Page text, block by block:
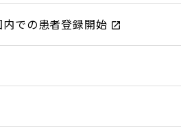
での患者登録開始